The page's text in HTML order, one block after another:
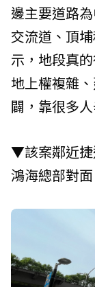
邊主要道路
交流道、頂
示，地段真
地上權複雜
闢，靠很多
▼該案鄰近捷
鴻海總部對